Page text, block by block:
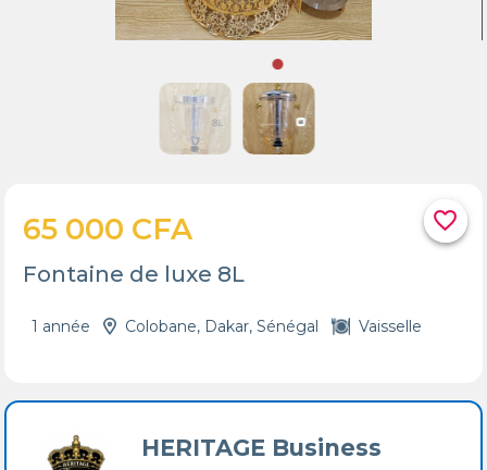
favorite_border
65 000 CFA
Fontaine de luxe 8L
1 année Colobane, Dakar, Sénégal Vaisselle
HERITAGE Business